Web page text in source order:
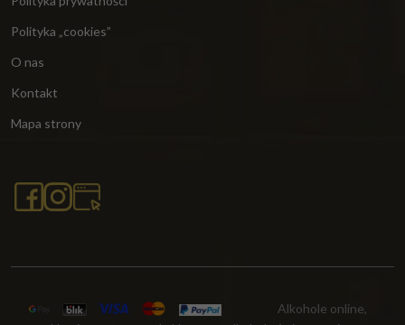
Polityka „cookies”
O nas
Kontakt
Mapa strony
Alkohole online,